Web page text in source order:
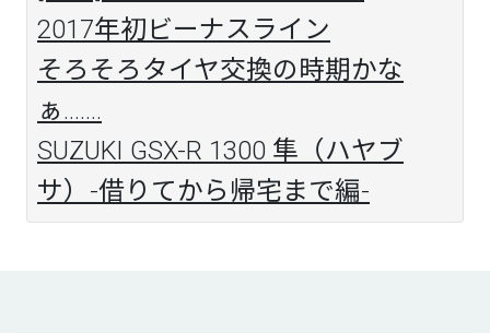
2017年初ビーナスライン
そろそろタイヤ交換の時期かな
ぁ.......
SUZUKI GSX-R 1300 隼（ハヤブ
サ）-借りてから帰宅まで編-